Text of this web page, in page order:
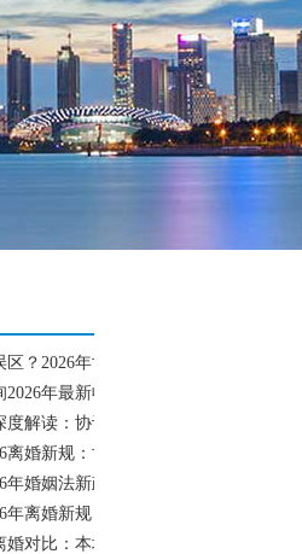
？2026年协议离婚与诉讼离婚关键流
年最新收费标准和协议离婚流程指
度解读：协议离婚与诉讼离婚全流程
离婚新规：协议离婚流程、财产分割
年婚姻法新政，协议离婚与诉讼离婚全
年离婚新规：财产分割与子女抚养权争
对比：本地律师告诉你怎么选更划算